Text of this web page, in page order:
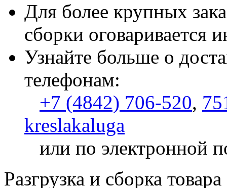
Для более крупных
сборки оговаривается
Узнайте больше о
телефонам:
+7 (4842) 706-520,
kreslakaluga
или по электронной
Разгрузка и сборка